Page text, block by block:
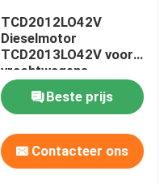
TCD2012LO42V
Dieselmotor
TCD2013LO42V voor
vrachtwagens
Beste prijs
Contacteer ons